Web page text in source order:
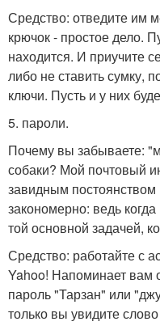
Средство: отведите им
крючок - простое дело.
находится. И приучите
либо не ставить сумку,
ключи. Пусть и у них
5. пароли.
Почему вы забываете:
собаки? Мой почтовый
завидным
закономерно: ведь
той основной задачей,
Средство: работайте с
Yahoo! Напоминает вам
пароль "Тарзан" или
только вы увидите